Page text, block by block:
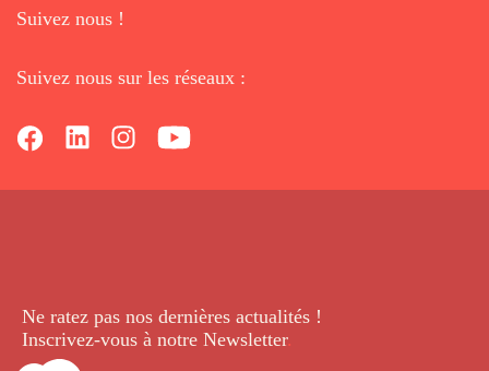
Suivez nous !
Suivez nous sur les réseaux :
Ne ratez pas nos dernières actualités !
Inscrivez-vous à notre Newsletter.